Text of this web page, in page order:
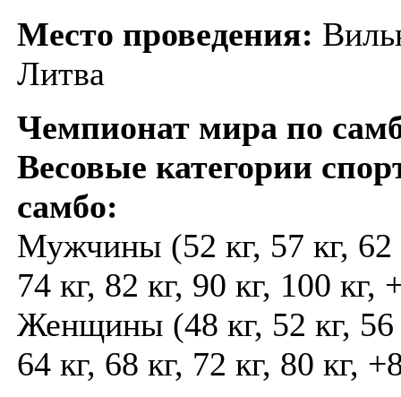
Место проведения:
Литва
Чемпионат мира по
Весовые категории
самбо:
Мужчины (52 кг, 57 кг, 62
74 кг, 82 кг, 90 кг, 100 кг,
Женщины (48 кг, 52 кг, 56
64 кг, 68 кг, 72 кг, 80 кг,